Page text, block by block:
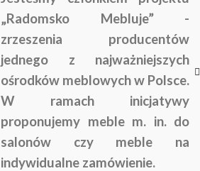
„Radomsko Mebluje” -
zrzeszenia producentów
jednego z najważniejszych
ośrodków meblowych w Polsce.
W ramach inicjatywy
proponujemy meble m. in. do
salonów czy meble na
indywidualne zamówienie.